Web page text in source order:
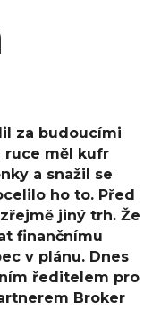
za budoucími
ruce měl kufr
a snažil se
ho to. Před
jiný trh. Že
finančnímu
v plánu. Dnes
ředitelem pro
Broker